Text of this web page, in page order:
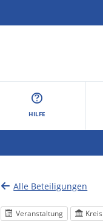
HILFE
Alle Beteiligungen
Veranstaltung